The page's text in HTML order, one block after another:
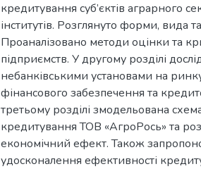
кредитування суб’єктів аграрного
інститутів. Розглянуто форми, вида
Проаналізовано методи оцінки та
підприємств. У другому розділі
небанківськими установами на
фінансового забезпечення та
третьому розділі змодельована
кредитування ТОВ «АгроРось» та
економічний ефект. Також
удосконалення ефективності